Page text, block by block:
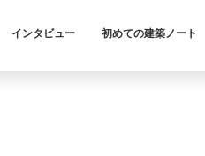
インタビュー 初めての建築ノート